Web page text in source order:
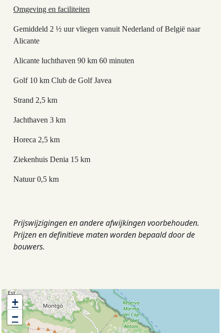
Omgeving en faciliteiten
Gemiddeld 2 ½ uur vliegen vanuit Nederland of België naar
Alicante
Alicante luchthaven 90 km 60 minuten
Golf 10 km Club de Golf Javea
Strand 2,5 km
Jachthaven 3 km
Horeca 2,5 km
Ziekenhuis Denia 15 km
Natuur 0,5 km
Prijswijzigingen en andere afwijkingen voorbehouden.
Prijzen en definitieve maten worden bepaald door de
bouwers.
+
−